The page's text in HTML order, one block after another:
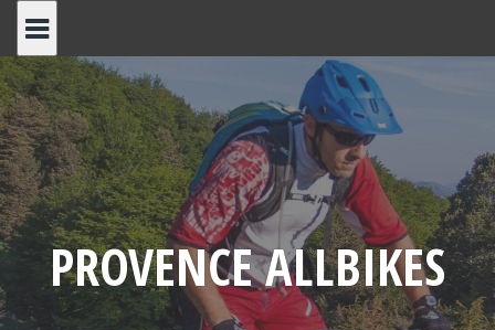
content
PROVENCE ALLBIKES